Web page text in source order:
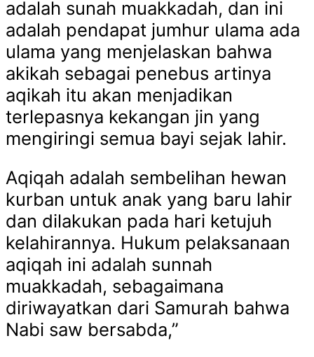
adalah sunah muakkadah, dan ini
adalah pendapat jumhur ulama ada
ulama yang menjelaskan bahwa
akikah sebagai penebus artinya
aqikah itu akan menjadikan
terlepasnya kekangan jin yang
mengiringi semua bayi sejak lahir.
Aqiqah adalah sembelihan hewan
kurban untuk anak yang baru lahir
dan dilakukan pada hari ketujuh
kelahirannya. Hukum pelaksanaan
aqiqah ini adalah sunnah
muakkadah, sebagaimana
diriwayatkan dari Samurah bahwa
Nabi saw bersabda,”